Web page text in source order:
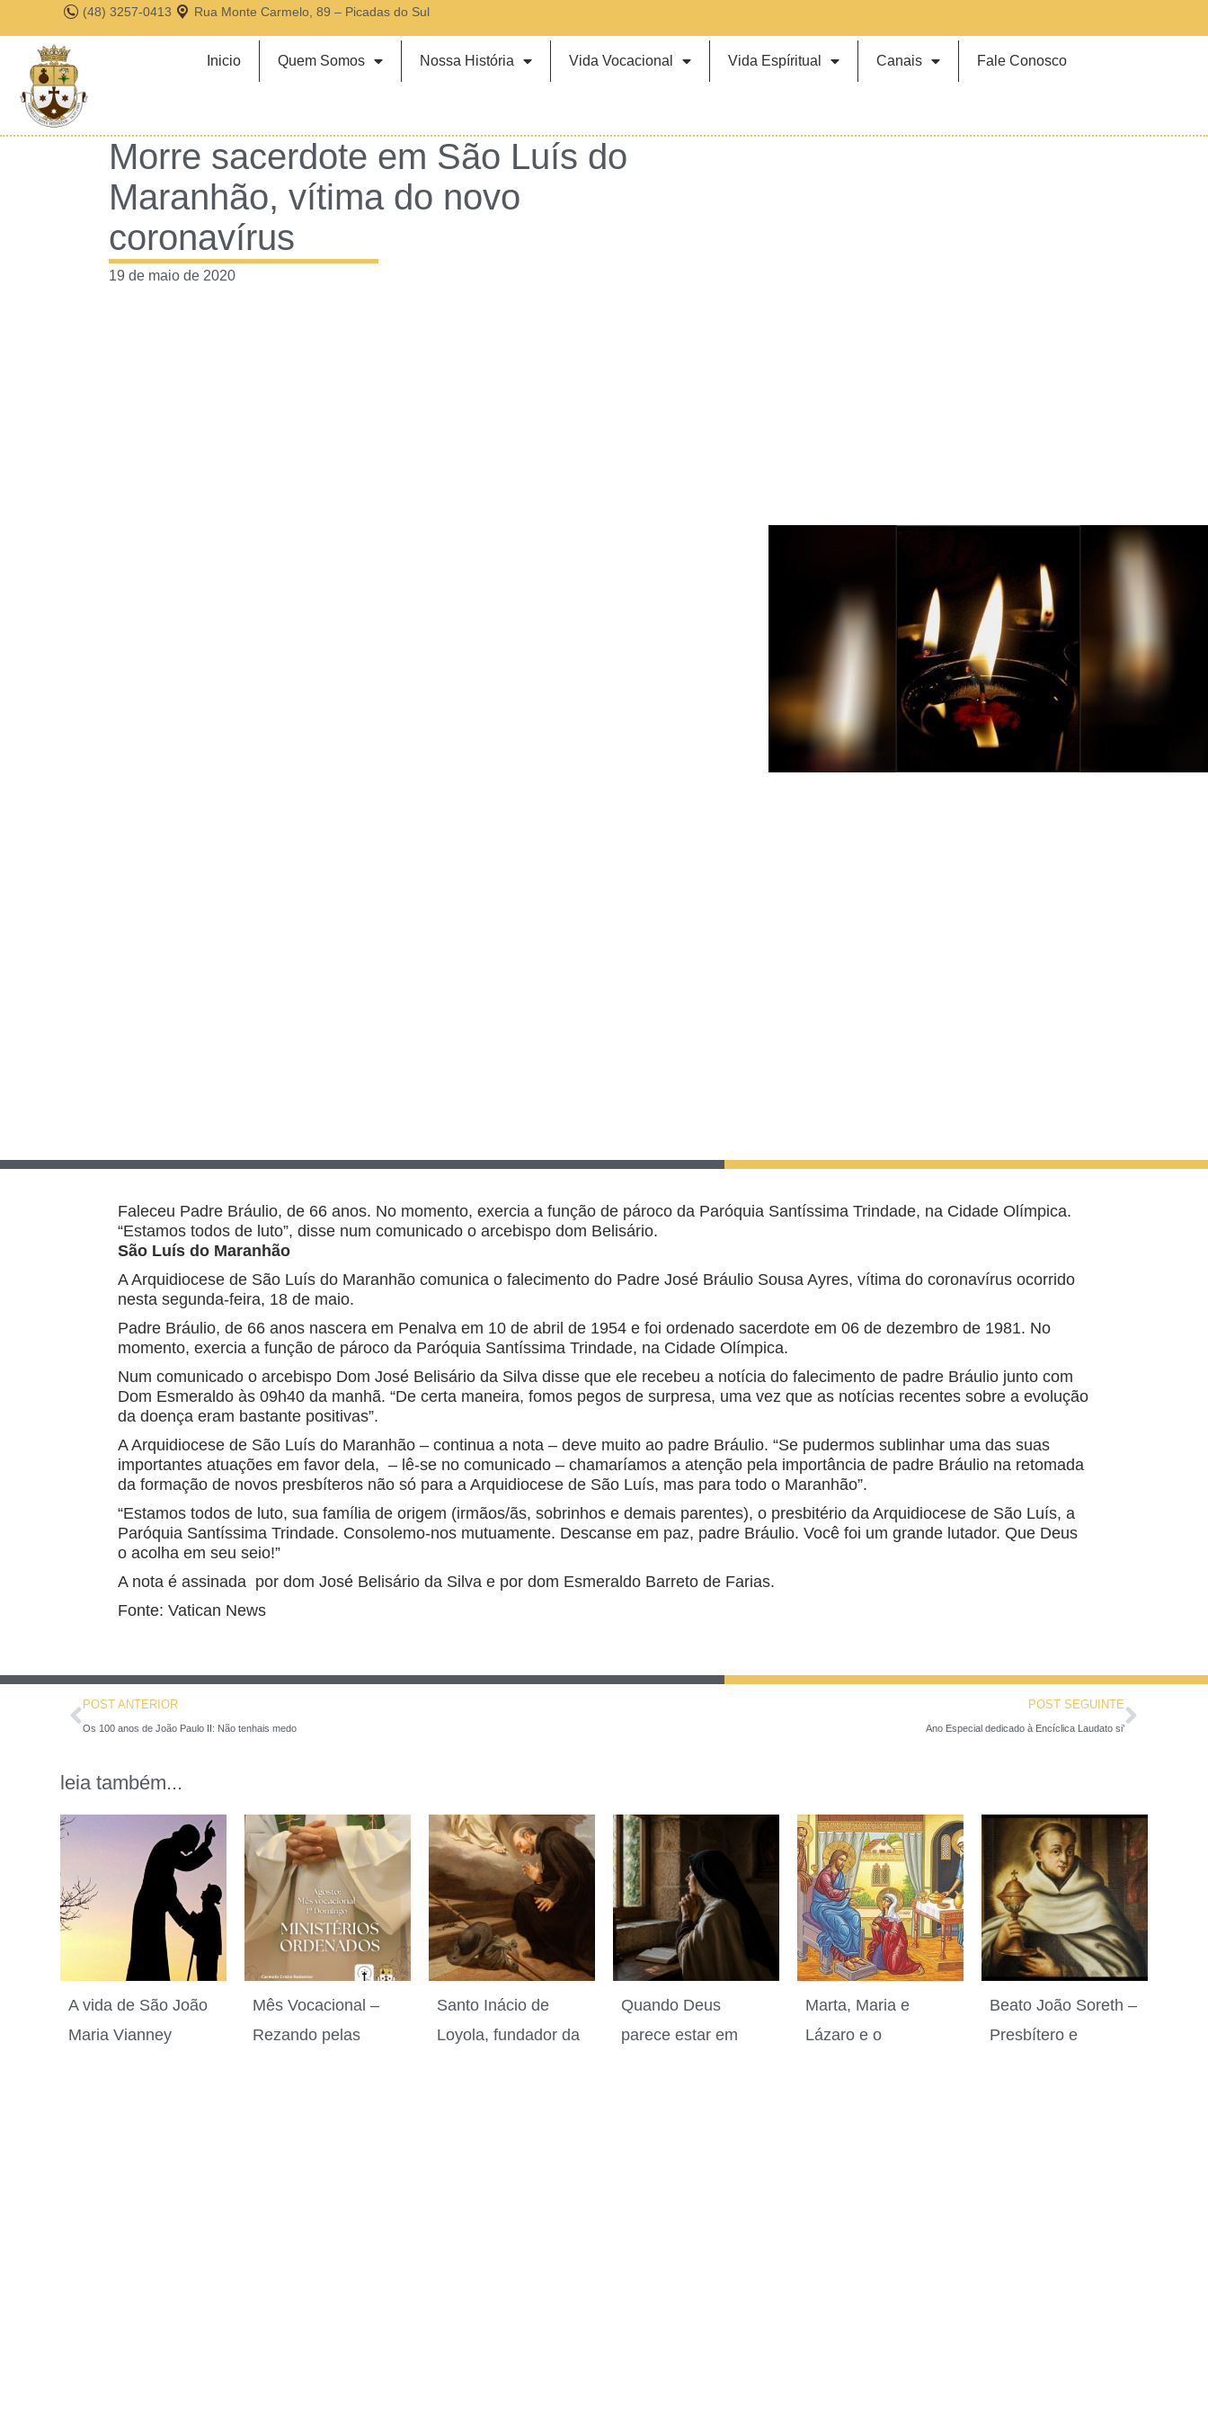
(48) 3257-0413 Rua Monte Carmelo, 89 – Picadas do Sul
Inicio Quem Somos Nossa História Vida Vocacional Vida Espíritual Canais Fale Conosco
Morre sacerdote em São Luís do
Maranhão, vítima do novo
coronavírus
19 de maio de 2020
Faleceu Padre Bráulio, de 66 anos. No momento, exercia a função de pároco da Paróquia Santíssima Trindade, na Cidade Olímpica.
“Estamos todos de luto”, disse num comunicado o arcebispo dom Belisário.
São Luís do Maranhão
A Arquidiocese de São Luís do Maranhão comunica o falecimento do Padre José Bráulio Sousa Ayres, vítima do coronavírus ocorrido
nesta segunda-feira, 18 de maio.
Padre Bráulio, de 66 anos nascera em Penalva em 10 de abril de 1954 e foi ordenado sacerdote em 06 de dezembro de 1981. No
momento, exercia a função de pároco da Paróquia Santíssima Trindade, na Cidade Olímpica.
Num comunicado o arcebispo Dom José Belisário da Silva disse que ele recebeu a notícia do falecimento de padre Bráulio junto com
Dom Esmeraldo às 09h40 da manhã. “De certa maneira, fomos pegos de surpresa, uma vez que as notícias recentes sobre a evolução
da doença eram bastante positivas”.
A Arquidiocese de São Luís do Maranhão – continua a nota – deve muito ao padre Bráulio. “Se pudermos sublinhar uma das suas
importantes atuações em favor dela, – lê-se no comunicado – chamaríamos a atenção pela importância de padre Bráulio na retomada
da formação de novos presbíteros não só para a Arquidiocese de São Luís, mas para todo o Maranhão”.
“Estamos todos de luto, sua família de origem (irmãos/ãs, sobrinhos e demais parentes), o presbitério da Arquidiocese de São Luís, a
Paróquia Santíssima Trindade. Consolemo-nos mutuamente. Descanse em paz, padre Bráulio. Você foi um grande lutador. Que Deus
o acolha em seu seio!”
A nota é assinada por dom José Belisário da Silva e por dom Esmeraldo Barreto de Farias.
Fonte: Vatican News
POST ANTERIOR
Os 100 anos de João Paulo II: Não tenhais medo
POST SEGUINTE
Ano Especial dedicado à Encíclica Laudato si’
leia também...
A vida de São João
Maria Vianney
Mês Vocacional –
Rezando pelas
Santo Inácio de
Loyola, fundador da
Quando Deus
parece estar em
Marta, Maria e
Lázaro e o
Beato João Soreth –
Presbítero e